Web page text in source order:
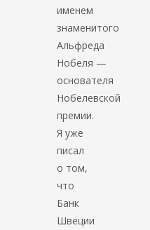
именем
знаменитого
Альфреда
Нобеля —
основателя
Нобелевской
премии.
Я уже
писал
о том,
что
Банк
Швеции